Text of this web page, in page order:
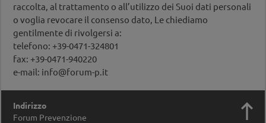
raccolta, al trattamento o all’utilizzo dei Suoi dati personali
o voglia revocare il consenso dato, Le chiediamo
gentilmente di rivolgersi a:
telefono: +39-0471-324801
fax: +39-0471-940220
e-mail: info@forum-p.it
Indirizzo
Forum Prevenzione
